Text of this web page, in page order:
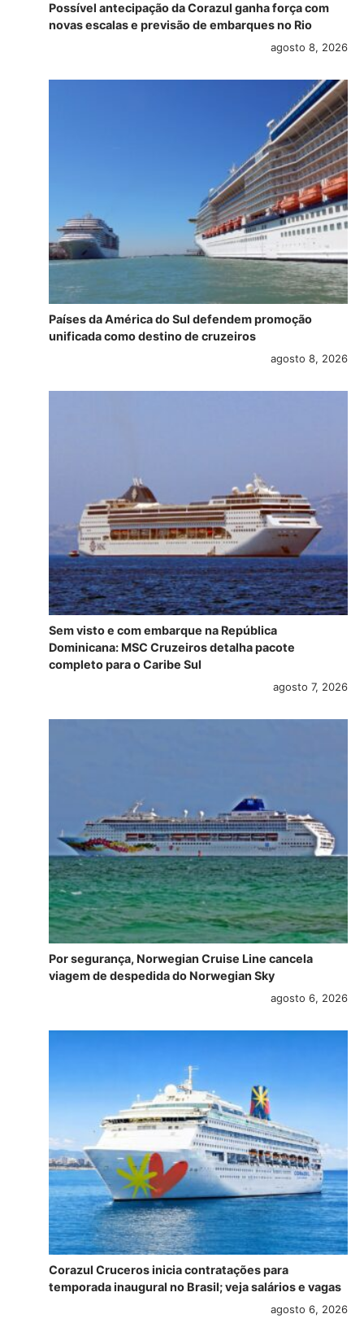
Possível antecipação da Corazul ganha força com
novas escalas e previsão de embarques no Rio
agosto 8, 2026
Países da América do Sul defendem promoção
unificada como destino de cruzeiros
agosto 8, 2026
Sem visto e com embarque na República
Dominicana: MSC Cruzeiros detalha pacote
completo para o Caribe Sul
agosto 7, 2026
Por segurança, Norwegian Cruise Line cancela
viagem de despedida do Norwegian Sky
agosto 6, 2026
Corazul Cruceros inicia contratações para
temporada inaugural no Brasil; veja salários e vagas
agosto 6, 2026